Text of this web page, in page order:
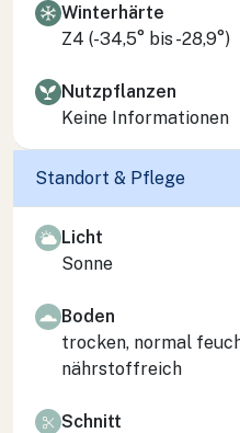
Winterhärte
Z4 (-34,5° bis -28,9°)
Nutzpflanzen
Keine Informationen
Standort & Pflege
Licht
Sonne
Boden
trocken, normal
nährstoffreich
Schnitt